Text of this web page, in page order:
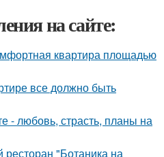
на сайте:
квартира площадью
все должно быть
- любовь, страсть, планы на
"Ботаника на